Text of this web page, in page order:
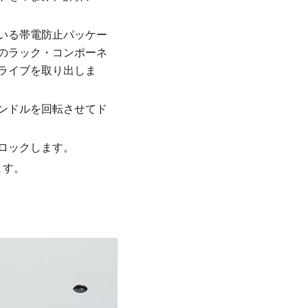
る帯電防止パッケー
ラック・コンポーネ
イブを取り出しま
ドルを回転させてド
ックします。
。